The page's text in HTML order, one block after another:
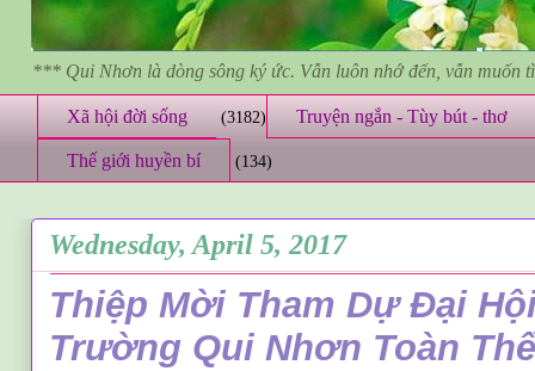
*** Qui Nhơn là dòng sông ký ức. Vẫn luôn nhớ đến, vẫn muốn
Xã hội đời sống (3182) Truyện ngắn - Tùy bút - thơ
Thế giới huyền bí (134)
Wednesday, April 5, 2017
Thiệp Mời Tham Dự Đại
Trường Qui Nhơn Toàn